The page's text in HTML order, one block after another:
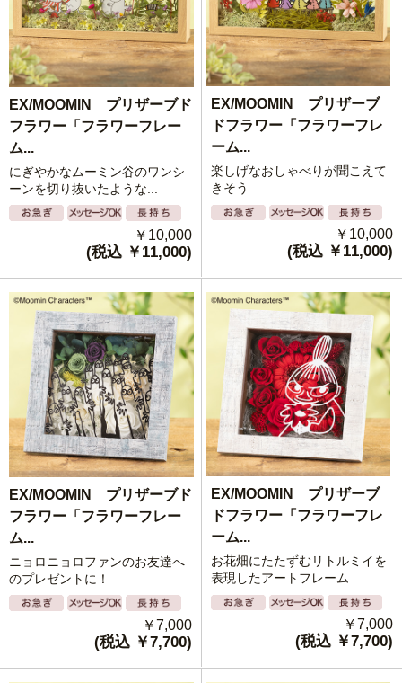
EX/MOOMIN プリザーブド
フラワー「フラワーフレー
ム...
にぎやかなムーミン谷のワンシ
ーンを切り抜いたような...
￥10,000
(税込 ￥11,000)
EX/MOOMIN プリザーブ
ドフラワー「フラワーフレ
ーム...
楽しげなおしゃべりが聞こえて
きそう
￥10,000
(税込 ￥11,000)
EX/MOOMIN プリザーブド
フラワー「フラワーフレー
ム...
ニョロニョロファンのお友達へ
のプレゼントに！
￥7,000
(税込 ￥7,700)
EX/MOOMIN プリザーブ
ドフラワー「フラワーフレ
ーム...
お花畑にたたずむリトルミイを
表現したアートフレーム
￥7,000
(税込 ￥7,700)